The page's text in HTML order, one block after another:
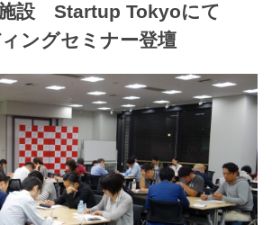
設 Startup Tokyoにて
ングセミナー登壇